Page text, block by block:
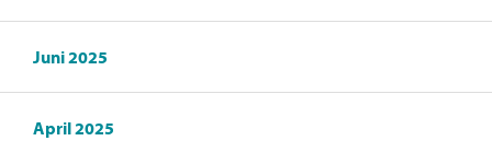
Juni 2025
April 2025